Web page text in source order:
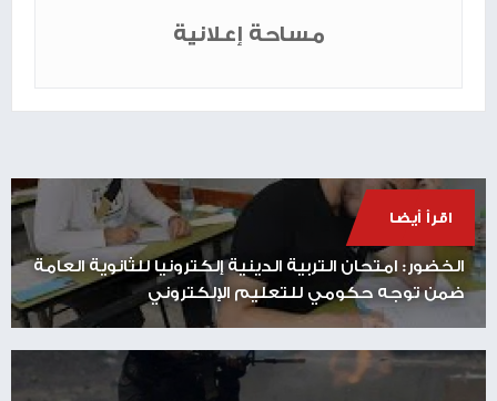
مساحة إعلانية
اقرأ أيضا
الخضور: امتحان التربية الدينية إلكترونيا للثانوية العامة
ضمن توجه حكومي للتعليم الإلكتروني